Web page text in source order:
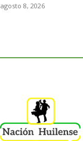
agosto 8, 2026